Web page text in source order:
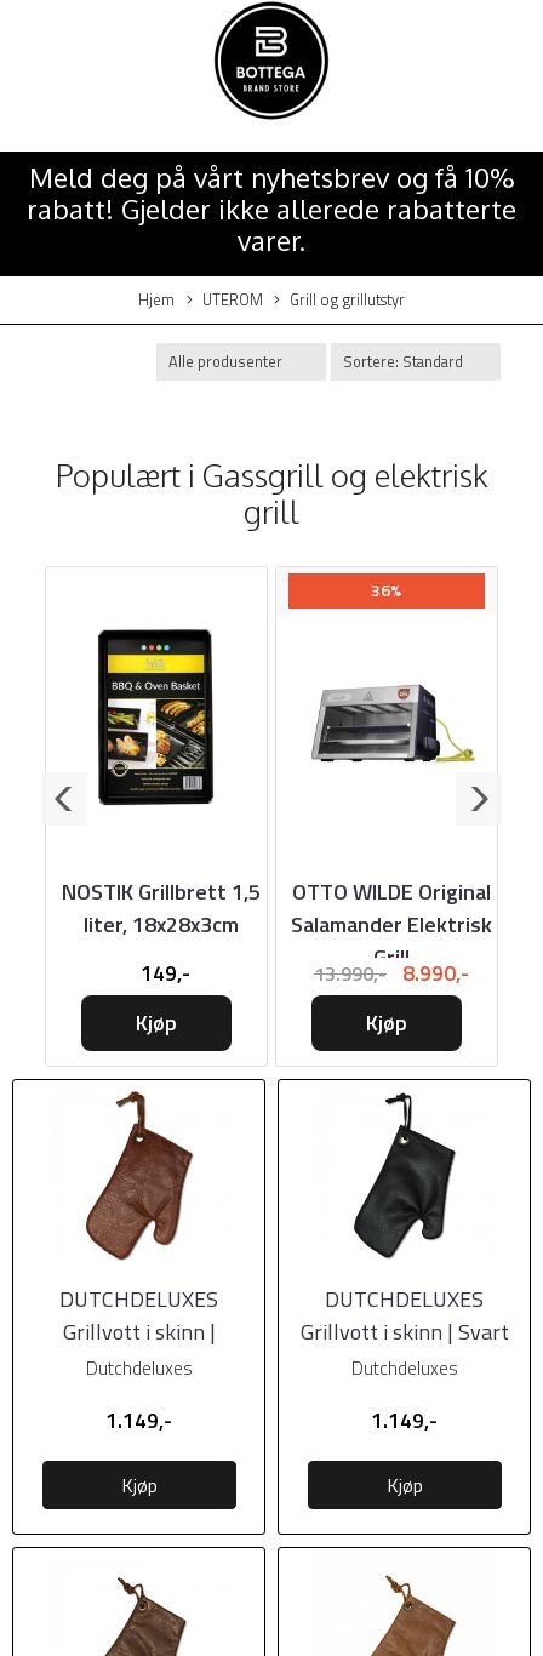
Meld deg på vårt nyhetsbrev og få 10%
rabatt! Gjelder ikke allerede rabatterte
varer.
Hjem UTEROM Grill og grillutstyr
Populært i Gassgrill og elektrisk
grill
NOSTIK Grillbrett 1,5
liter, 18x28x3cm
149,-
Kjøp
36%
OTTO WILDE Original
Salamander Elektrisk
Grill
13.990,- 8.990,-
Kjøp
DUTCHDELUXES
Grillvott i skinn |
Klassisk Brun
Dutchdeluxes
1.149,-
Kjøp
DUTCHDELUXES
Grillvott i skinn | Svart
Dutchdeluxes
1.149,-
Kjøp